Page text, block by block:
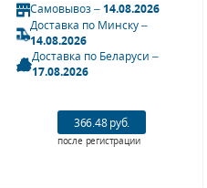
Самовывоз –14.08.2026
Доставка по Минску –
14.08.2026
Доставка по Беларуси –
17.08.2026
366.48 руб.
после регистрации